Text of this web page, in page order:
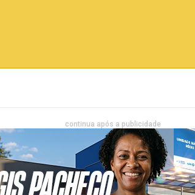
continua após a publicidade